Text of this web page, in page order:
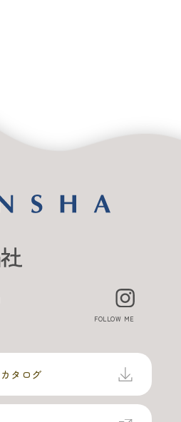
FOLLOW ME
カタログ